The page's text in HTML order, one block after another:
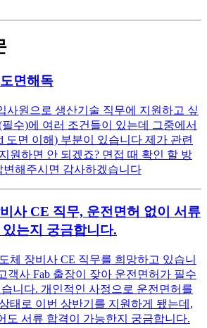
면해독
사원으로 생산기술 직무에 지원하고 싶
수)에 여러 조건들이 있는데 그중에서
도면 이해) 부분이 있습니다 제가 관련
원하면 안 되겠죠? 면접 때 확인 할 방
변해주시면 감사하겠습니다
사 CE 직무, 운전면허 없이 서류
는지 궁금합니다.
체 장비사 CE 직무를 희망하고 있습니
객사 Fab 출장이 잦아 운전면허가 필수
니다. 개인적인 사정으로 운전면허를
태로 이번 상반기를 지원하게 됐는데,
도 서류 합격이 가능한지 궁금합니다.